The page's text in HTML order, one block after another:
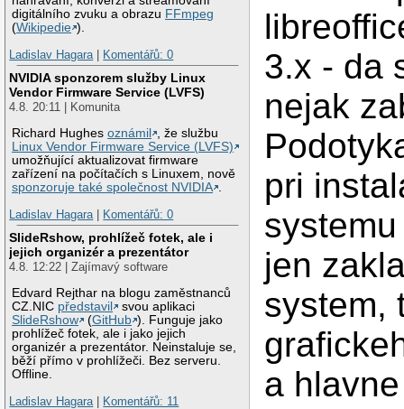
digitálního zvuku a obrazu FFmpeg
(Wikipedie ).
Ladislav Hagara
Komentářů: 0
NVIDIA sponzorem služby Linux
Vendor Firmware Service (LVFS)
4.8. 20:11 | Komunita
Richard Hughesoznámil
, že službu
Linux Vendor Firmware Service (LVFS)
umožňující aktualizovat firmware
zařízení na počítačích s Linuxem, nově
sponzoruje také společnost NVIDIA .
Ladislav Hagara | Komentářů: 0
SlideRshow, prohlížeč fotek, ale i
jejich organizér a prezentátor
4.8. 12:22 | Zajímavý software
Edvard Rejthar na blogu zaměstnanců
CZ.NIC představil
svou aplikaci
SlideRshow
(GitHub ). Funguje jako
prohlížeč fotek, ale i jako jejich
organizér a prezentátor. Neinstaluje se,
běží přímo v prohlížeči. Bez serveru.
Offline.
Ladislav Hagara | Komentářů: 11
3.x - da
nejak
pri
jen
system,
a